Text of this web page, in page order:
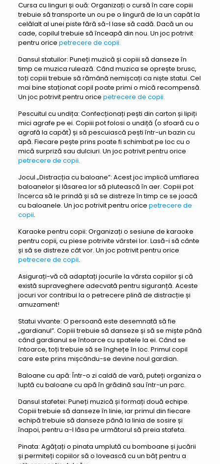
Cursa cu linguri și ouă: Organizați o cursă în care copiii
trebuie să transporte un ou pe o lingură de la un capăt la
celălalt al unei piste fără să-l lase să cadă. Dacă un ou
cade, copilul trebuie să înceapă din nou. Un joc potrivit
pentru orice petrecere de copii.
Dansul statuilor: Puneți muzică și copiii să danseze în
timp ce muzica rulează. Când muzica se oprește brusc,
toți copiii trebuie să rămână nemișcați ca niște statui. Cel
mai bine staționat copil poate primi o mică recompensă.
Un joc potrivit pentru orice petrecere de copii.
Pescuitul cu undița: Confecționați pești din carton și lipiți
mici agrafe pe ei. Copiii pot folosi o undiță (o sfoară cu o
agrafă la capăt) și să pescuiască pești într-un bazin cu
apă. Fiecare pește prins poate fi schimbat pe loc cu o
mică surpriză sau dulciuri. Un joc potrivit pentru orice
petrecere de copii.
Jocul „Distracția cu baloane”: Acest joc implică umflarea
baloanelor și lăsarea lor să plutească în aer. Copiii pot
încerca să le prindă și să se distreze în timp ce se joacă
cu baloanele. Un joc potrivit pentru orice petrecere de
copii.
Karaoke pentru copii: Organizați o sesiune de karaoke
pentru copii, cu piese potrivite vârstei lor. Lasă-i să cânte
și să se distreze cât vor. Un joc potrivit pentru orice
petrecere de copii.
Asigurați-vă că adaptați jocurile la vârsta copiilor și că
există supraveghere adecvată pentru siguranță. Aceste
jocuri vor contribui la o petrecere plină de distracție și
amuzament!
Statui vivante: O persoană este desemnată să fie
„gardianul”. Copiii trebuie să danseze și să se miște până
când gardianul se întoarce cu spatele la ei. Când se
întoarce, toți trebuie să se înghețe în loc. Primul copil
care este prins mișcându-se devine noul gardian.
Baloane cu apă: Într-o zi caldă de vară, puteți organiza o
luptă cu baloane cu apă în grădină sau într-un parc.
Dansul stafetei: Puneți muzică și formați două echipe.
Copiii trebuie să danseze în linie, iar primul din fiecare
echipă trebuie să danseze până la linia de sosire și
înapoi, pentru a-l lăsa pe următorul să preia stafeta.
Pinata: Agățați o pinata umplută cu bomboane și jucării
și permiteți copiilor să o lovească cu un băț pentru a